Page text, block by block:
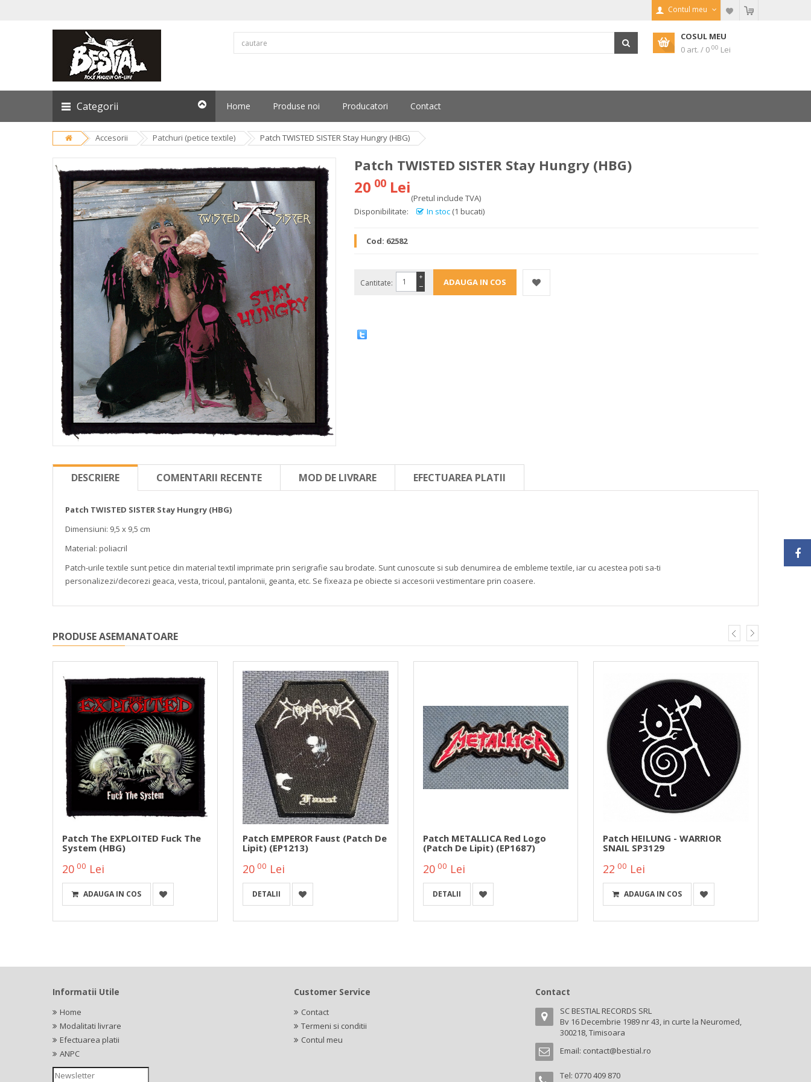
Contul meu
COSUL MEU
0 art. / 0 00 Lei
Categorii Home Produse noi Producatori Contact
Accesorii Patchuri (petice textile) Patch TWISTED SISTER Stay Hungry (HBG)
Patch TWISTED SISTER Stay Hungry (HBG)
20 00 Lei
(Pretul include TVA)
Disponibilitate:
In stoc (1 bucati)
Cod: 62582
Cantitate: −
+
DESCRIERE COMENTARII RECENTE MOD DE LIVRARE EFECTUAREA PLATII
Patch TWISTED SISTER Stay Hungry (HBG)
Dimensiuni: 9,5 x 9,5 cm
Material: poliacril
Patch-urile textile sunt petice din material textil imprimate prin serigrafie sau brodate. Sunt cunoscute si sub denumirea de embleme textile, iar cu acestea poti sa-ti
personalizezi/decorezi geaca, vesta, tricoul, pantalonii, geanta, etc. Se fixeaza pe obiecte si accesorii vestimentare prin coasere.
PRODUSE ASEMANATOARE
Patch The EXPLOITED Fuck The
System (HBG)
20 00 Lei
ADAUGA IN COS
Patch EMPEROR Faust (patch De
Lipit) (EP1213)
2000 Lei
DETALII
Patch METALLICA Red Logo
(patch De Lipit) (EP1687)
2000 Lei
DETALII
Patch HEILUNG - WARRIOR
SNAIL SP3129
22 00 Lei
ADAUGA IN COS
Informatii Utile
Home
Modalitati livrare
Efectuarea platii
ANPC
Customer Service
Contact
Termeni si conditii
Contul meu
Contact
SC BESTIAL RECORDS SRL
Bv 16 Decembrie 1989 nr 43, in curte la Neuromed,
300218, Timisoara
Email: contact@bestial.ro
Tel: 0770 409 870